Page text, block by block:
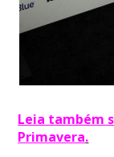
Leia também
Primavera.